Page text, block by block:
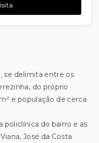
se delimita entre os
do próprio
e população de cerca
policlínica do bairro e as
José da Costa